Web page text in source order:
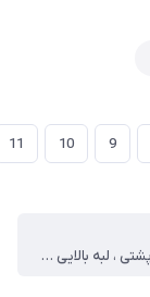
9
10
11
جنس : پلاستیک ، وزن : ۳۰ گرم ، سطح پوشش : ، قاب پشتی ، لبه بالایی ، لبه پایینی ، لبه چپ ، لبه راست ، حفاظت از دکمه‌ها ، قابلیت‌های کیف و کاور : ، مقاوم در برابر ضربه ، دسترسی آسان به درگاه ها ، دارای پوشش کلی ، لبه های برجسته برای محافظت صفحه نمایش ، لبه های برجسته برای محافظت دوربین